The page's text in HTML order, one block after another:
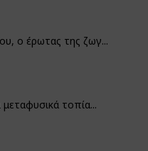
ο έρωτας της ζωγ...
μεταφυσικά τοπία...